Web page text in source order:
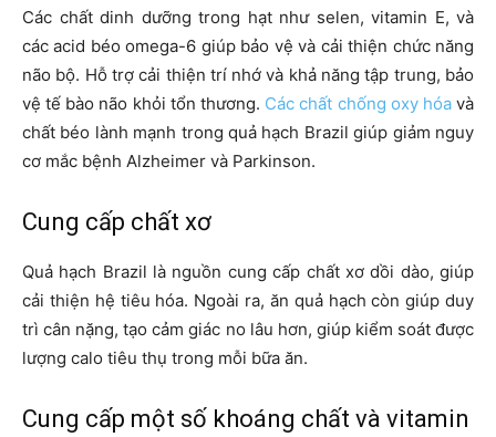
Các chất dinh dưỡng trong hạt như selen, vitamin E, và
các acid béo omega-6 giúp bảo vệ và cải thiện chức năng
não bộ. Hỗ trợ cải thiện trí nhớ và khả năng tập trung, bảo
vệ tế bào não khỏi tổn thương. Các chất chống oxy hóavà
chất béo lành mạnh trong quả hạch Brazil giúp giảm nguy
cơ mắc bệnh Alzheimer và Parkinson.
Cung cấp chất xơ
Quả hạch Brazil là nguồn cung cấp chất xơ dồi dào, giúp
cải thiện hệ tiêu hóa. Ngoài ra, ăn quả hạch còn giúp duy
trì cân nặng, tạo cảm giác no lâu hơn, giúp kiểm soát được
lượng calo tiêu thụ trong mỗi bữa ăn.
Cung cấp một số khoáng chất và vitamin